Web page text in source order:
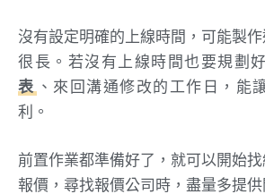
沒有設定明確的上線時間，可能製
很長。若沒有上線時間也要規劃好
表、來回溝通修改的工作日，能
利。
前置作業都準備好了，就可以開始
報價，尋找報價公司時，盡量多提